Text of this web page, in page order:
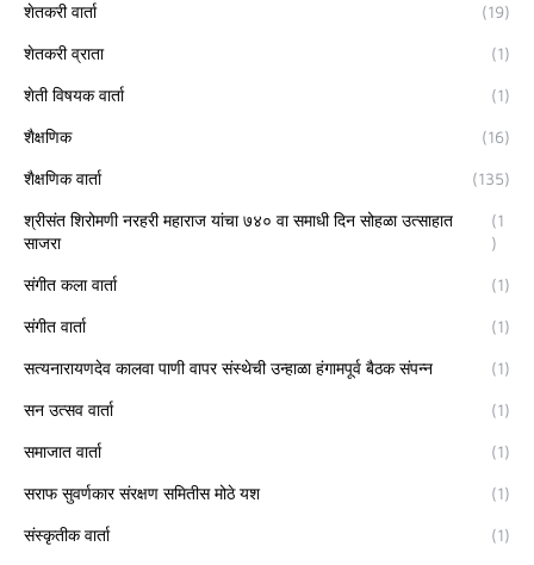
शेतकरी वार्ता (19)
शेतकरी व्राता (1)
शेती विषयक वार्ता (1)
शैक्षणिक (16)
शैक्षणिक वार्ता (135)
श्रीसंत शिरोमणी नरहरी महाराज यांचा ७४० वा समाधी दिन सोहळा उत्साहात
साजरा
(1
)
संगीत कला वार्ता (1)
संगीत वार्ता (1)
सत्यनारायणदेव कालवा पाणी वापर संस्थेची उन्हाळा हंगामपूर्व बैठक संपन्न (1)
सन उत्सव वार्ता (1)
समाजात वार्ता (1)
सराफ सुवर्णकार संरक्षण समितीस मोठे यश (1)
संस्कृतीक वार्ता (1)